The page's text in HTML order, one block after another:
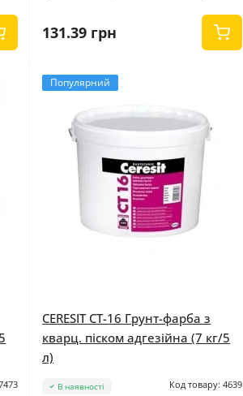
131.39 грн
Популярний
CERESIT CT-16 Грунт-фарба з
кварц. піском адгезійна (7 кг/5
л)
В наявності Код товару: 4639